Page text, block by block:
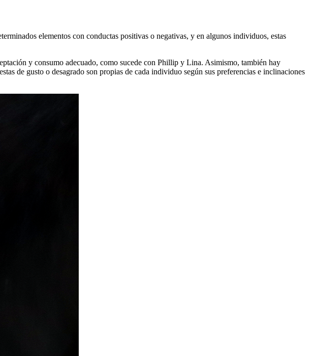
elementos con conductas positivas o negativas, y en algunos individuos, estas
y consumo adecuado, como sucede con Phillip y Lina. Asimismo, también hay
de gusto o desagrado son propias de cada individuo según sus preferencias e inclinaciones